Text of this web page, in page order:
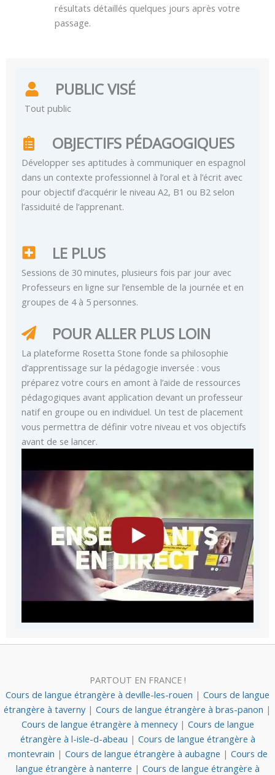
résultats détaillés quelques jours après votre
passage.
PUBLIC VISÉ
Tout public
OBJECTIFS PÉDAGOGIQUES
Développer ses aptitudes à communiquer en espagnol
dans un contexte professionnel à l’oral et à l’écrit avec
pour objectif d’acquérir le niveau A2, B1 ou B2 selon
l’assiduité de l’apprenant.
LE PLUS
Sessions de 30 minutes, plusieurs fois par jour avec
Professeurs en ligne sur l’ensemble de la journée et en
groupes de 4 à 5 personnes.
POUR ALLER PLUS LOIN
La plateforme Rosetta Stone fonde sa philosophie
d’apprentissage sur la pédagogie inversée : vous
préparez votre cours en amont à l’aide de ressources
pédagogiques avant application devant un professeur
natif en groupe ou en individuel. Un test de placement
vous permettra de définir votre niveau et vos objectifs
avant de se lancer.
PARTOUT EN FRANCE !
Cours de langue étrangère à deville-les-rouen | Cours de langue
étrangère à taverny | Cours de langue étrangère à bras-panon |
Cours de langue étrangère à mennecy | Cours de langue
étrangère à l-isle-d-abeau | Cours de langue étrangère à
montevrain | Cours de langue étrangère à aubagne | Cours de
langue étrangère à nanterre | Cours de langue étrangère à